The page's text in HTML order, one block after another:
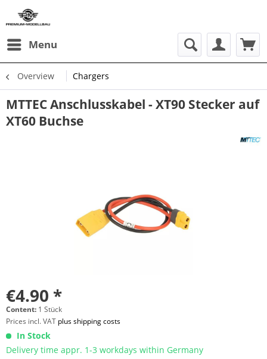
Menu
Overview Chargers
MTTEC Anschlusskabel - XT90 Stecker auf
XT60 Buchse
€4.90 *
Content: 1 Stück
Prices incl. VAT plus shipping costs
In Stock
Delivery time appr. 1-3 workdays within Germany